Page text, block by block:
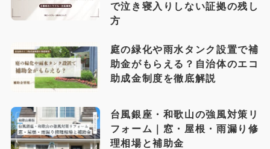
で泣き寝入りしない証拠の残し
方
庭の緑化や雨水タンク設置で補
助金がもらえる？自治体のエコ
助成金制度を徹底解説
台風銀座・和歌山の強風対策リ
フォーム｜窓・屋根・雨漏り修
理相場と補助金